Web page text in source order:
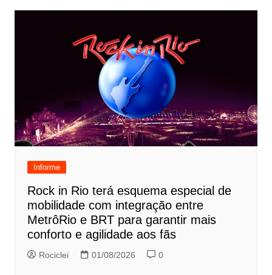
Informe
Rock in Rio terá esquema especial de
mobilidade com integração entre
MetrôRio e BRT para garantir mais
conforto e agilidade aos fãs
Rociclei 01/08/2026 0